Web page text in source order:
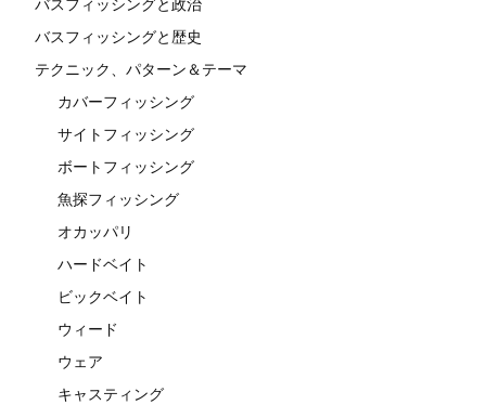
バスフィッシングと歴史
テクニック、パターン＆テーマ
カバーフィッシング
サイトフィッシング
ボートフィッシング
魚探フィッシング
オカッパリ
ハードベイト
ビックベイト
ウィード
ウェア
キャスティング